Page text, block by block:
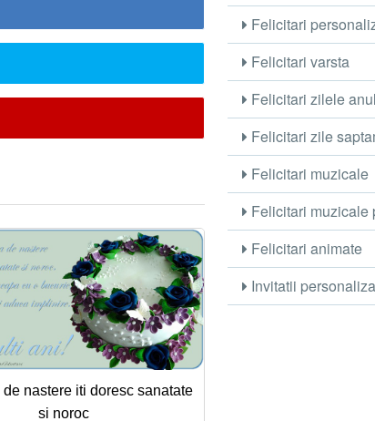
de nastere iti doresc sanatate
si noroc
Felicitari
Felicitari varsta
Felicitari zilele
Felicitari zile
Felicitari muzicale
Felicitari muzicale
Felicitari animate
Invitatii